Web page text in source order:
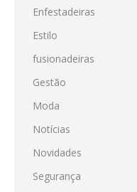
Enfestadeiras
Estilo
fusionadeiras
Gestão
Moda
Notícias
Novidades
Segurança